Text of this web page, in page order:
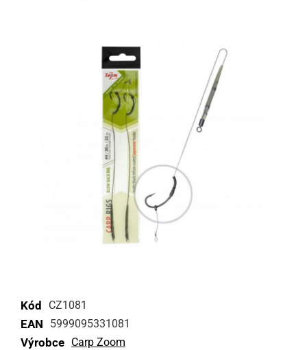
Kód CZ1081
EAN 5999095331081
Výrobce Carp Zoom